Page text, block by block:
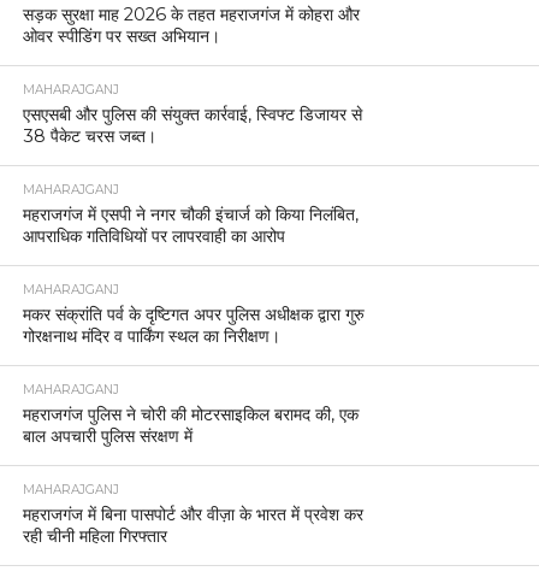
सड़क सुरक्षा माह 2026 के तहत महराजगंज में कोहरा और
ओवर स्पीडिंग पर सख्त अभियान।
MAHARAJGANJ
एसएसबी और पुलिस की संयुक्त कार्रवाई, स्विफ्ट डिजायर से
38 पैकेट चरस जब्त।
MAHARAJGANJ
महराजगंज में एसपी ने नगर चौकी इंचार्ज को किया निलंबित,
आपराधिक गतिविधियों पर लापरवाही का आरोप
MAHARAJGANJ
मकर संक्रांति पर्व के दृष्टिगत अपर पुलिस अधीक्षक द्वारा गुरु
गोरक्षनाथ मंदिर व पार्किंग स्थल का निरीक्षण।
MAHARAJGANJ
महराजगंज पुलिस ने चोरी की मोटरसाइकिल बरामद की, एक
बाल अपचारी पुलिस संरक्षण में
MAHARAJGANJ
महराजगंज में बिना पासपोर्ट और वीज़ा के भारत में प्रवेश कर
रही चीनी महिला गिरफ्तार